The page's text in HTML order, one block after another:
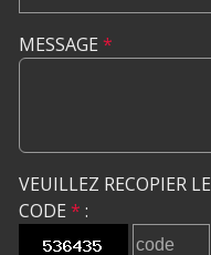
MESSAGE *
VEUILLEZ RECOPIER LE
CODE * :